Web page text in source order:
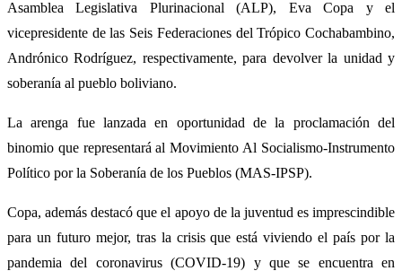
Asamblea Legislativa Plurinacional (ALP), Eva Copa y el
vicepresidente de las Seis Federaciones del Trópico Cochabambino,
Andrónico Rodríguez, respectivamente, para devolver la unidad y
soberanía al pueblo boliviano.
La arenga fue lanzada en oportunidad de la proclamación del
binomio que representará al Movimiento Al Socialismo-Instrumento
Político por la Soberanía de los Pueblos (MAS-IPSP).
Copa, además destacó que el apoyo de la juventud es imprescindible
para un futuro mejor, tras la crisis que está viviendo el país por la
pandemia del coronavirus (COVID-19) y que se encuentra en